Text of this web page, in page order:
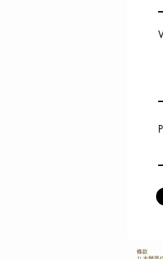
條款